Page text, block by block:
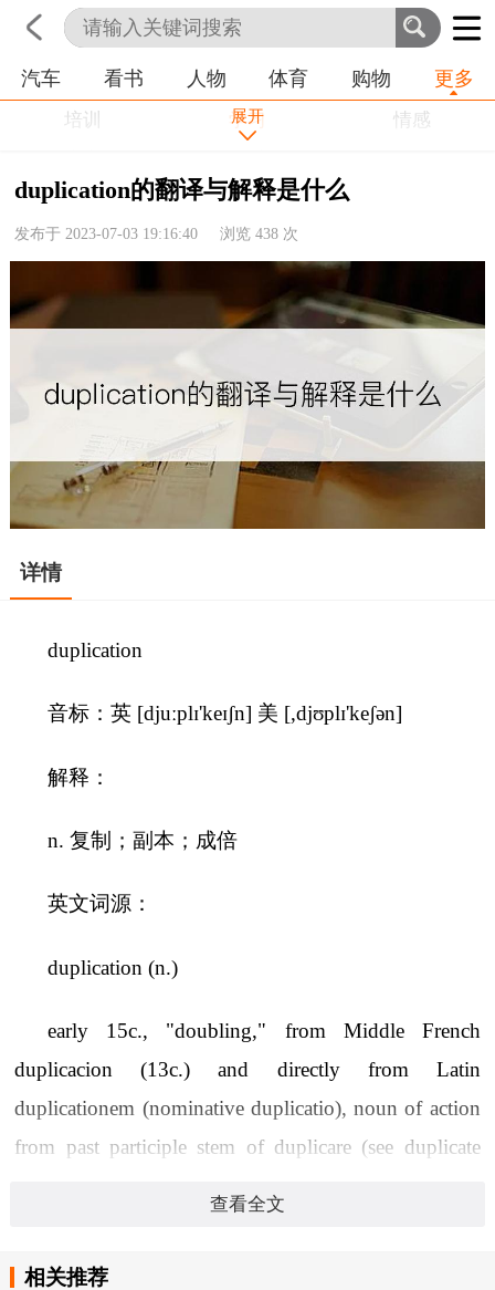
首页 科技 生活 职业
汽车 看书 人物 体育 购物 更多
培训 学习
情感
农业
命理
健康
历史
展开
duplication的翻译与解释是什么
发布于 2023-07-03 19:16:40 浏览438 次
详情
duplication
音标：英 [djuːplɪ'keɪʃn] 美 [,djʊplɪ'keʃən]
解释：
n. 复制；副本；成倍
英文词源：
duplication (n.)
early 15c., "doubling," from Middle French
duplicacion (13c.) and directly from Latin
duplicationem (nominative duplicatio), noun of action
from past participle stem of duplicare (see duplicate
查看全文
相关推荐